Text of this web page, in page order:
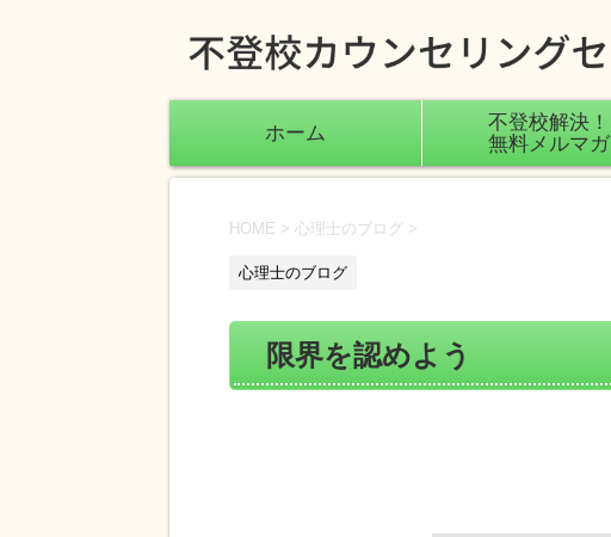
ホーム
不登校解決！
無料メルマガ
HOME > 心理士のブログ >
心理士のブログ
限界を認めよう